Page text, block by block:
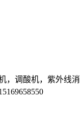
，调酸机，紫外线消